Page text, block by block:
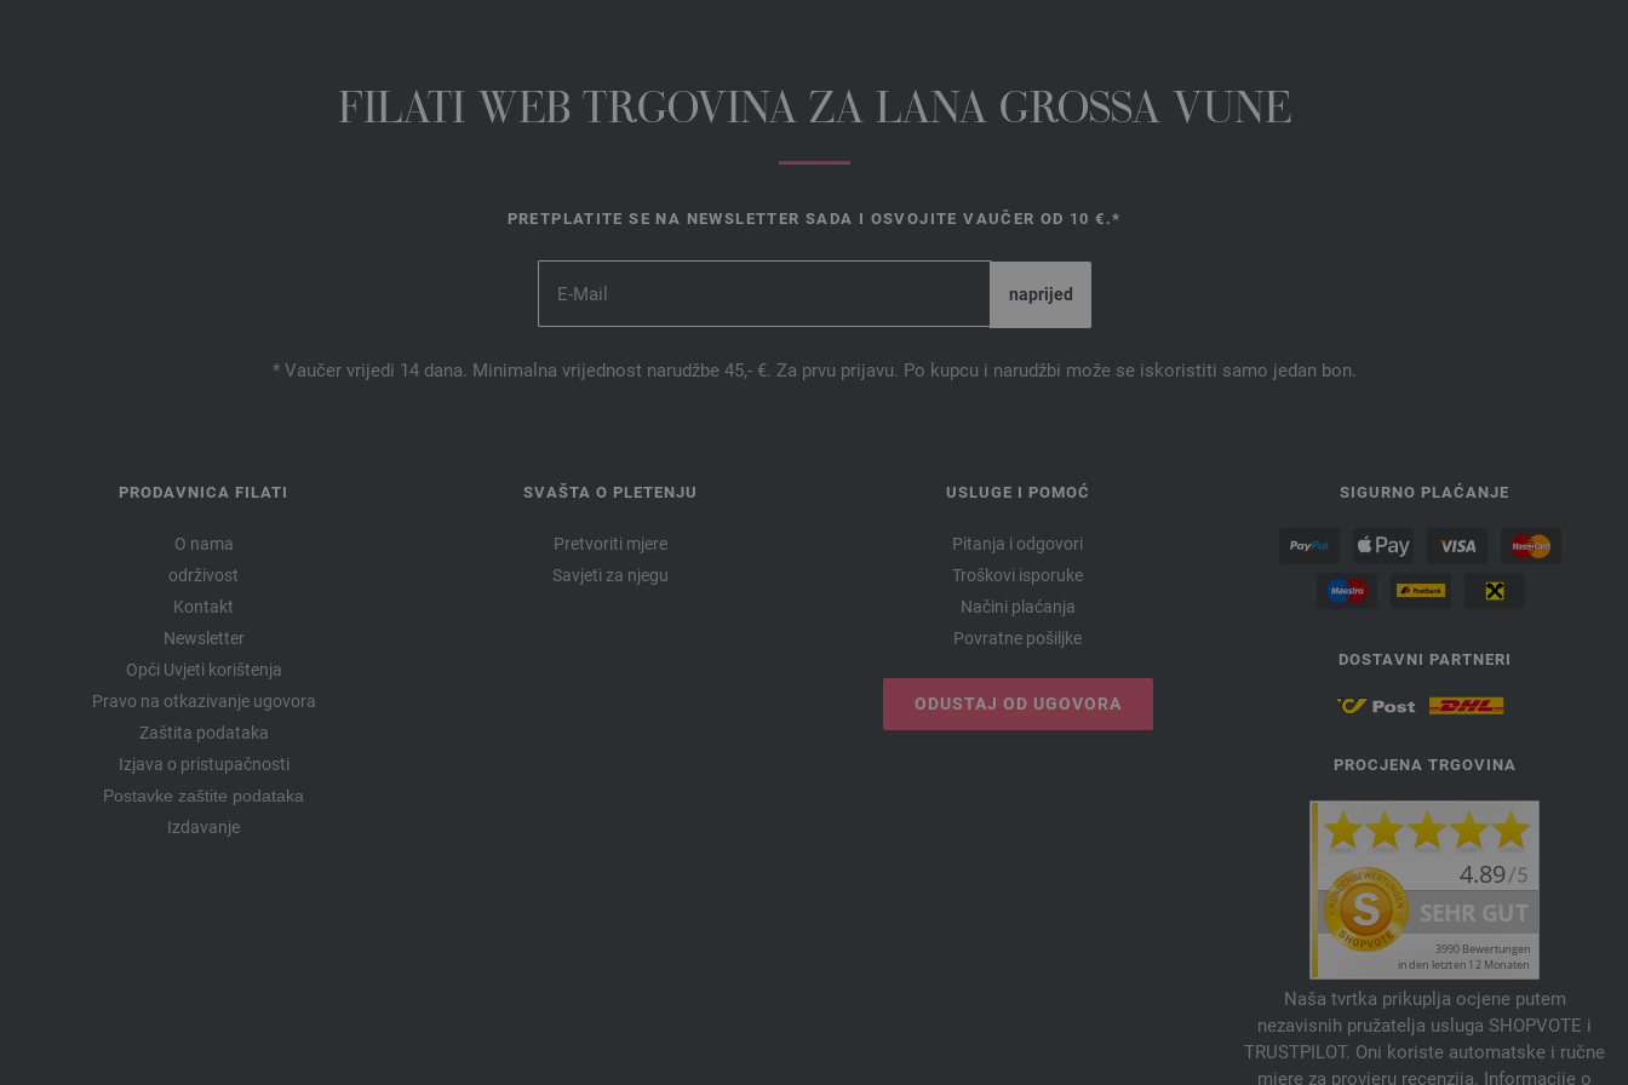
FILATI WEB TRGOVINA ZA LANA GROSSA VUNE
PRETPLATITE SE NA NEWSLETTER SADA I OSVOJITE VAUČER OD 10 €.*
* Vaučer vrijedi 14 dana. Minimalna vrijednost narudžbe 45,- €. Za prvu prijavu. Po kupcu i narudžbi može se iskoristiti samo jedan bon.
PRODAVNICA FILATI
O nama
održivost
Kontakt
Newsletter
Opći Uvjeti korištenja
Pravo na otkazivanje ugovora
Zaštita podataka
Izjava o pristupačnosti
Postavke zaštite podataka
Izdavanje
SVAŠTA O PLETENJU
Pretvoriti mjere
Savjeti za njegu
USLUGE I POMOĆ
Pitanja i odgovori
Troškovi isporuke
Načini plaćanja
Povratne pošiljke
ODUSTAJ OD UGOVORA
SIGURNO PLAĆANJE
DOSTAVNI PARTNERI
PROCJENA TRGOVINA
Naša tvrtka prikuplja ocjene putem
nezavisnih pružatelja usluga SHOPVOTE i
TRUSTPILOT. Oni koriste automatske i ručne
mjere za provjeru recenzija. Informacije o